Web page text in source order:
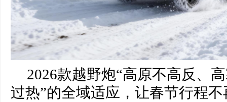
2026款越野炮“高原不高反、
过热”的全域适应，让春节行程